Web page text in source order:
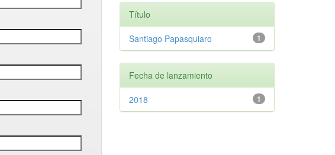
Título
1
Santiago Papasquiaro
Fecha de lanzamiento
1
2018